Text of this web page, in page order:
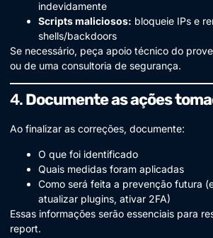
indevidamente
Scripts maliciosos: bloqueie IPs e
shells/backdoors
Se necessário, peça apoio técnico do
ou de uma consultoria de segurança.
4.Documente as ações
Ao finalizar as correções, documente:
O que foi identificado
Quais medidas foram aplicadas
Como será feita a prevenção futura
atualizar plugins, ativar 2FA)
Essas informações serão essenciais para
report.